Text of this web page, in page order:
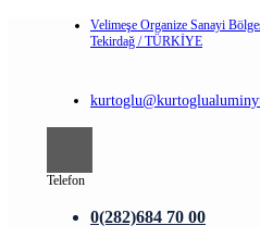
Velimeşe Organize Sanayi
Tekirdağ / TÜRKİYE
Telefon
0(282)684 70 00